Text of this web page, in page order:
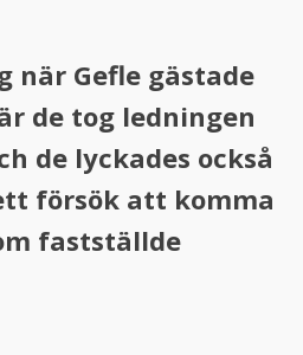
när Gefle gästade
de tog ledningen
de lyckades också
försök att komma
fastställde